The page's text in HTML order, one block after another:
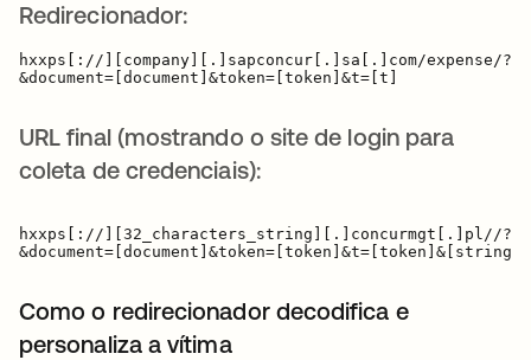
Redirecionador:
hxxps[://][company][.]sapconcur[.]sa[.]com/expense/
URL final (mostrando o site de login para
coleta de credenciais):
hxxps[://][32_characters_string][.]concurmgt[.]pl//
Como o redirecionador decodifica e
personaliza a vítima